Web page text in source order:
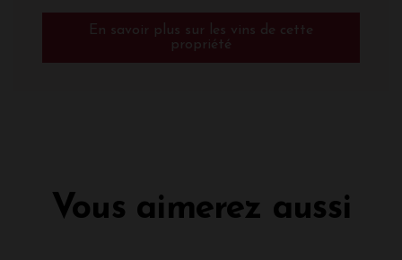
En savoir plus sur les vins de cette
propriété
Vous aimerez aussi